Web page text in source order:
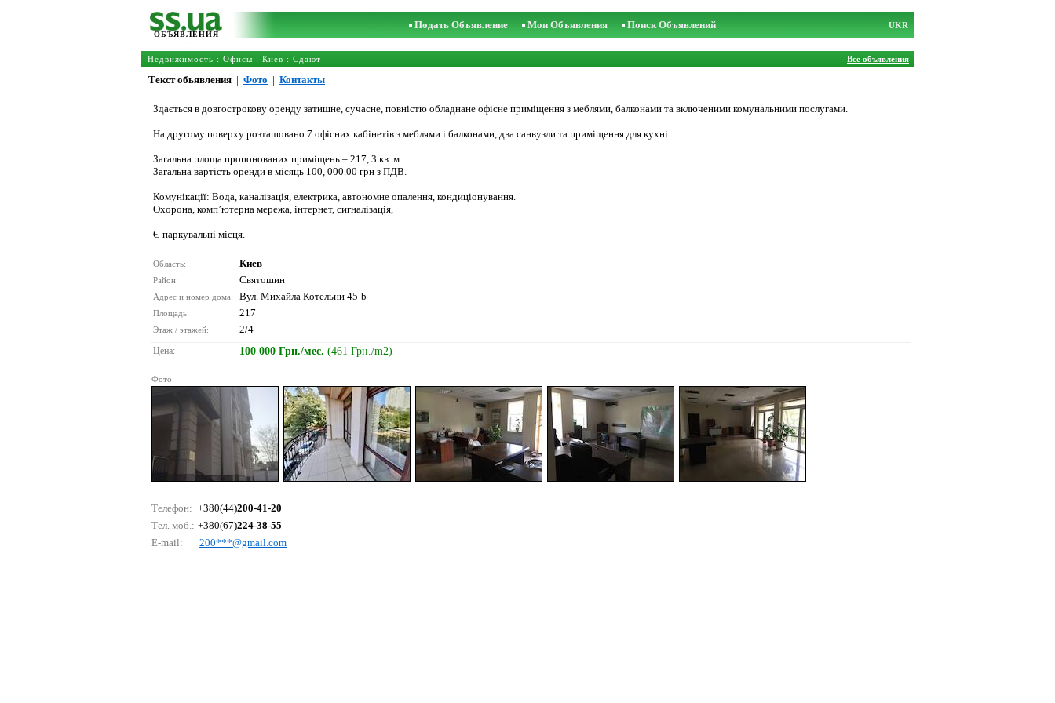
ОБЪЯВЛЕНИЯ
Подать Объявление Мои Объявления Поиск Объявлений UKR
Недвижимость : Офисы : Киев : Сдают Все объявления
Текст обьявления | Фото | Контакты
Здається в довгострокову оренду затишне, сучасне, повністю обладнане офісне приміщення з меблями, балконами та включеними комунальними послугами.
На другому поверху розташовано 7 офісних кабінетів з меблями і балконами, два санвузли та приміщення для кухні.
Загальна площа пропонованих приміщень – 217, 3 кв. м.
Загальна вартість оренди в місяць 100, 000.00 грн з ПДВ.
Комунікації: Вода, каналізація, електрика, автономне опалення, кондиціонування.
Охорона, комп’ютерна мережа, інтернет, сигналізація,
Є паркувальні місця.
Область: Киев
Район: Святошин
Адрес и номер дома: Вул. Михайла Котельни 45-b
Площадь: 217
Этаж / этажей: 2/4
Цена: 100 000 Грн./мес. (461 Грн./m2)
Фото:
Телефон: +380(44)200-41-20
Тел. моб.: +380(67)224-38-55
E-mail:
200***@gmаil.соm